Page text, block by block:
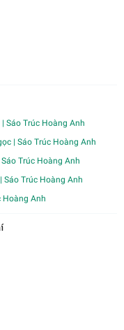
Sáo Trúc Hoàng Anh
| Sáo Trúc Hoàng Anh
Trúc Hoàng Anh
Sáo Trúc Hoàng Anh
Hoàng Anh